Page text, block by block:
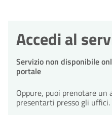
Accedi al
Servizio non disponibile
portale
Oppure, puoi prenotare un
presentarti presso gli uffici.